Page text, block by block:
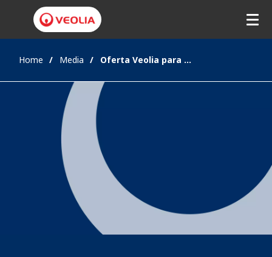
Home Media Oferta Veolia para revolucionar os data centers